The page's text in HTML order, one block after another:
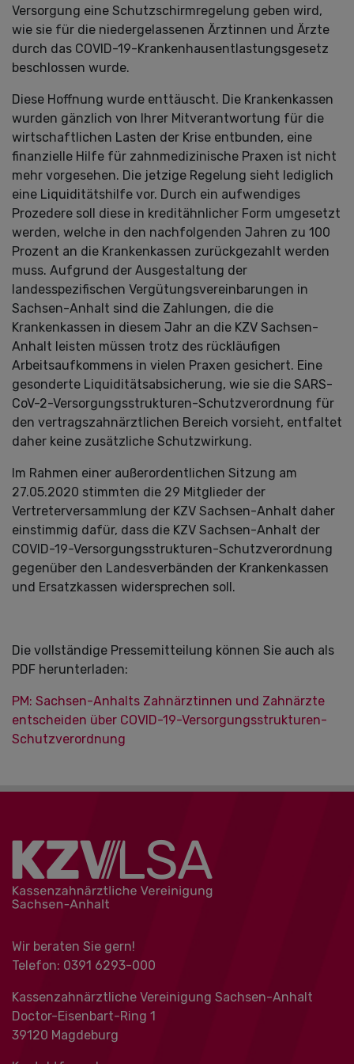
Versorgung eine Schutzschirmregelung geben wird,
wie sie für die niedergelassenen Ärztinnen und Ärzte
durch das COVID-19-Krankenhausentlastungsgesetz
beschlossen wurde.
Diese Hoffnung wurde enttäuscht. Die Krankenkassen
wurden gänzlich von Ihrer Mitverantwortung für die
wirtschaftlichen Lasten der Krise entbunden, eine
finanzielle Hilfe für zahnmedizinische Praxen ist nicht
mehr vorgesehen. Die jetzige Regelung sieht lediglich
eine Liquiditätshilfe vor. Durch ein aufwendiges
Prozedere soll diese in kreditähnlicher Form umgesetzt
werden, welche in den nachfolgenden Jahren zu 100
Prozent an die Krankenkassen zurückgezahlt werden
muss. Aufgrund der Ausgestaltung der
landesspezifischen Vergütungsvereinbarungen in
Sachsen-Anhalt sind die Zahlungen, die die
Krankenkassen in diesem Jahr an die KZV Sachsen-
Anhalt leisten müssen trotz des rückläufigen
Arbeitsaufkommens in vielen Praxen gesichert. Eine
gesonderte Liquiditätsabsicherung, wie sie die SARS-
CoV-2-Versorgungsstrukturen-Schutzverordnung für
den vertragszahnärztlichen Bereich vorsieht, entfaltet
daher keine zusätzliche Schutzwirkung.
Im Rahmen einer außerordentlichen Sitzung am
27.05.2020 stimmten die 29 Mitglieder der
Vertreterversammlung der KZV Sachsen-Anhalt daher
einstimmig dafür, dass die KZV Sachsen-Anhalt der
COVID-19-Versorgungsstrukturen-Schutzverordnung
gegenüber den Landesverbänden der Krankenkassen
und Ersatzkassen widersprechen soll.
Die vollständige Pressemitteilung können Sie auch als
PDF herunterladen:
PM: Sachsen-Anhalts Zahnärztinnen und Zahnärzte
entscheiden über COVID-19-Versorgungsstrukturen-
Schutzverordnung
Wir beraten Sie gern!
Telefon: 0391 ‍6293-000
Kassenzahnärztliche Vereinigung Sachsen-Anhalt
Doctor-Eisenbart-Ring 1
39120 Magdeburg